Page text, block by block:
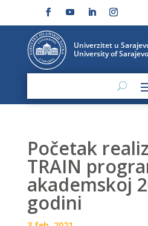
Početak
TRAIN
akademskoj
godini